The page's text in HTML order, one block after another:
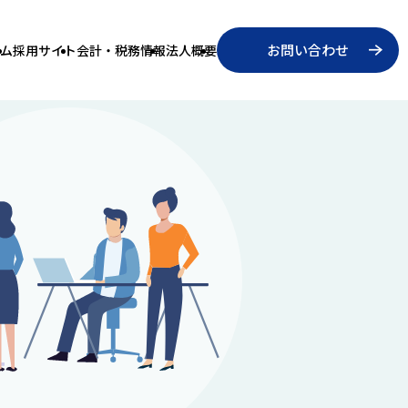
採用サイト会計・税務情報法人概要 お問い合わせ